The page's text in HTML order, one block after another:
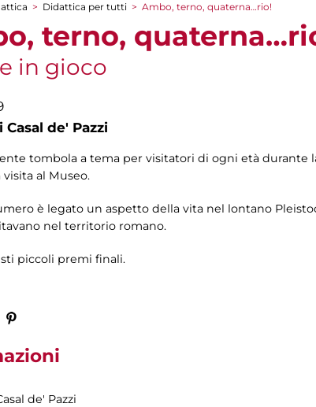
> Didattica per tutti > Ambo, terno, quaterna…rio!
terno,
in gioco
Casal de' Pazzi
tombola a tema per visitatori di ogni età
al Museo.
è legato un aspetto della vita nel lontano
nel territorio romano.
piccoli premi finali.
de' Pazzi